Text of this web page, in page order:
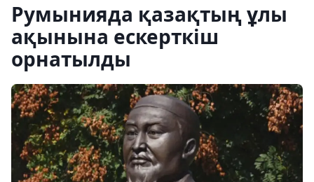
Румынияда қазақтың ұлы
ақынына ескерткіш
орнатылды